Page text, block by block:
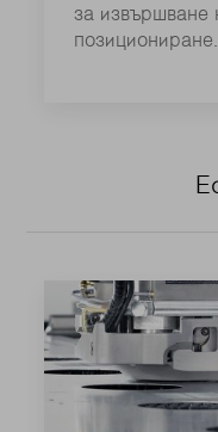
за извършване
позициониране.